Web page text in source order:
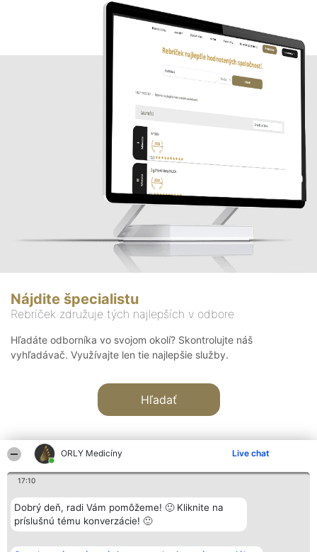
ORLY Medicíny Live chat
17:10
Dobrý deň, radi Vám pomôžeme! 🙂 Kliknite na
príslušnú tému konverzácie! 🙂
Nájdite špecialistu
Rebríček združuje tých najlepších v odbore
Hľadáte odborníka vo svojom okolí? Skontrolujte náš
vyhľadávač. Využívajte len tie najlepšie služby.
Hľadať
Organizátor hodnotenia
Bright Side Solutions sp. z o.
o. sp. k.
Wrocław 50-079
Hodnotenie
Laureáti
Lista
Laureatów
Kontakt
Kontakt